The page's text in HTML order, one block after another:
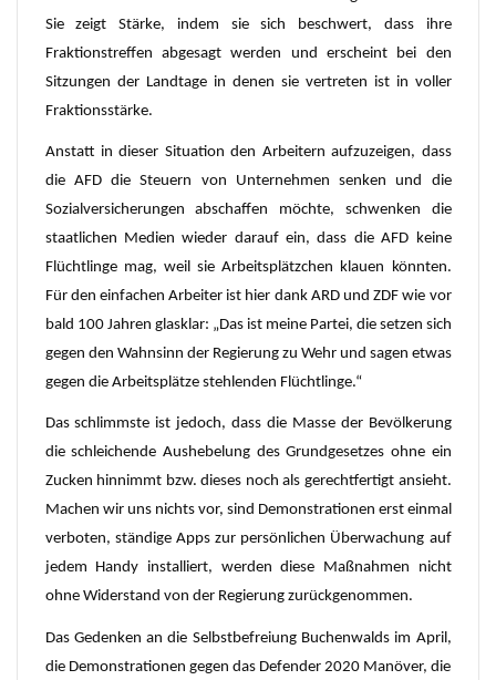
Sie zeigt Stärke, indem sie sich beschwert, dass ihre
Fraktionstreffen abgesagt werden und erscheint bei den
Sitzungen der Landtage in denen sie vertreten ist in voller
Fraktionsstärke.
Anstatt in dieser Situation den Arbeitern aufzuzeigen, dass
die AFD die Steuern von Unternehmen senken und die
Sozialversicherungen abschaffen möchte, schwenken die
staatlichen Medien wieder darauf ein, dass die AFD keine
Flüchtlinge mag, weil sie Arbeitsplätzchen klauen könnten.
Für den einfachen Arbeiter ist hier dank ARD und ZDF wie vor
bald 100 Jahren glasklar: „Das ist meine Partei, die setzen sich
gegen den Wahnsinn der Regierung zu Wehr und sagen etwas
gegen die Arbeitsplätze stehlenden Flüchtlinge.“
Das schlimmste ist jedoch, dass die Masse der Bevölkerung
die schleichende Aushebelung des Grundgesetzes ohne ein
Zucken hinnimmt bzw. dieses noch als gerechtfertigt ansieht.
Machen wir uns nichts vor, sind Demonstrationen erst einmal
verboten, ständige Apps zur persönlichen Überwachung auf
jedem Handy installiert, werden diese Maßnahmen nicht
ohne Widerstand von der Regierung zurückgenommen.
Das Gedenken an die Selbstbefreiung Buchenwalds im April,
die Demonstrationen gegen das Defender 2020 Manöver, die